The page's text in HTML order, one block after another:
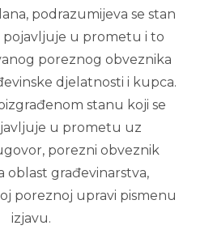
podrazumijeva se stan
pojavljuje u prometu i to
poreznog obveznika
djelatnosti i kupca.
stanu koji se
u prometu uz
porezni obveznik
oblast građevinarstva,
poreznoj upravi pismenu
izjavu.